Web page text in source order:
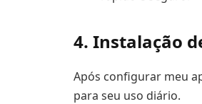
4. Instalação
Após configurar meu
para seu uso diário.